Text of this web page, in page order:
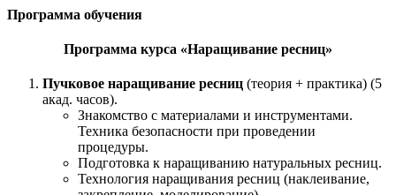
Программа обучения
Программа курса «Наращивание ресниц»
Пучковое наращивание ресниц (теория + практика) (5
акад. часов).
Знакомство с материалами и инструментами.
Техника безопасности при проведении
процедуры.
Подготовка к наращиванию натуральных ресниц.
Технология наращивания ресниц (наклеивание,